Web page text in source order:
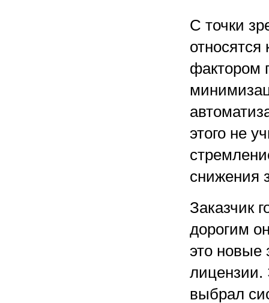
С точки
фактором
этого не
снижения
Заказчик
дорогим
это новые
лицензии.
выбрал